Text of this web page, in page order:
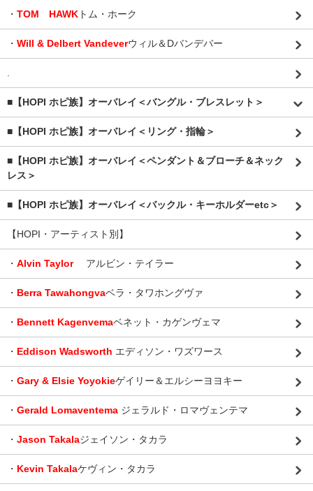
・ TOM HAWK トム・ホーク
・ Will & Delbert Vandeverウィル＆Dバンデバー
■【HOPI ホピ族】オーバレイ＜バングル・ブレスレット＞
■【HOPI ホピ族】オーバレイ＜リング・指輪＞
■【HOPI ホピ族】オーバレイ＜ペンダント＆ブローチ＆ネック
レス＞
■【HOPI ホピ族】オーバレイ＜バックル・キーホルダーetc＞
【HOPI・アーティスト別】
・ Alvin Taylor アルビン・テイラー
・ Berra Tawahongvaベラ・タワホングヴァ
・ Bennett Kagenvemaベネット・カゲンヴェマ
・ Eddison Wadsworth エディソン・ワズワース
・ Gary & Elsie Yoyokieゲイリー＆エルシーヨヨキー
・ Gerald Lomaventema ジェラルド・ロマヴェンテマ
・ Jason Takalaジェイソン・タカラ
・ Kevin Takalaケヴィン・タカラ